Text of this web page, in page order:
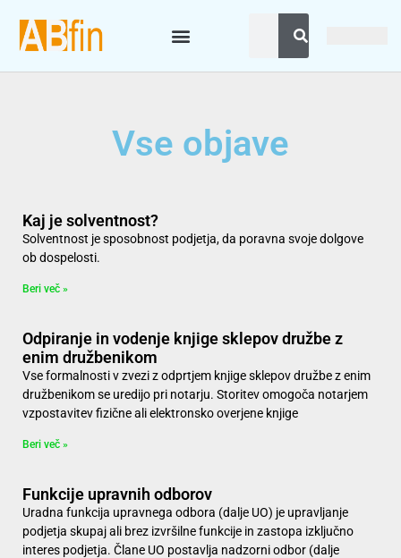
Vse objave
Kaj je solventnost?
Solventnost je sposobnost podjetja, da poravna svoje dolgove
ob dospelosti.
Beri več »
Odpiranje in vodenje knjige sklepov družbe z
enim družbenikom
Vse formalnosti v zvezi z odprtjem knjige sklepov družbe z enim
družbenikom se uredijo pri notarju. Storitev omogoča notarjem
vzpostavitev fizične ali elektronsko overjene knjige
Beri več »
Funkcije upravnih odborov
Uradna funkcija upravnega odbora (dalje UO) je upravljanje
podjetja skupaj ali brez izvršilne funkcije in zastopa izključno
interes podjetja. Člane UO postavlja nadzorni odbor (dalje